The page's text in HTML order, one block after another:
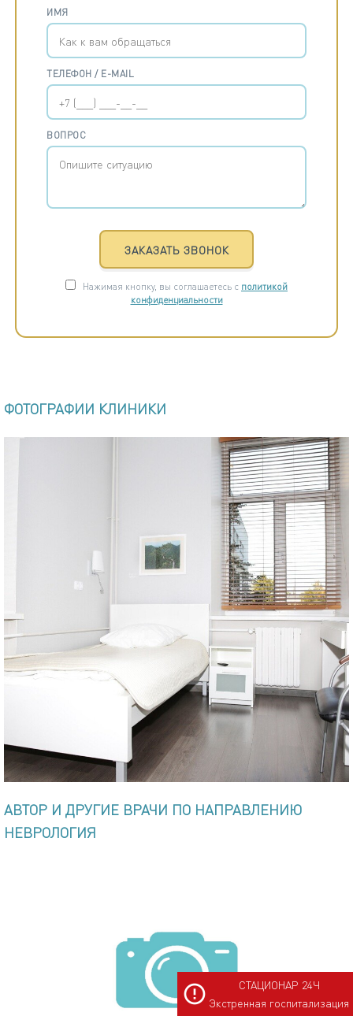
ИМЯ
ТЕЛЕФОН / E-MAIL
ВОПРОС
ЗАКАЗАТЬ ЗВОНОК
Нажимая кнопку, вы соглашаетесь с политикой
конфиденциальности
ФОТОГРАФИИ КЛИНИКИ
АВТОР И ДРУГИЕ ВРАЧИ ПО НАПРАВЛЕНИЮ
НЕВРОЛОГИЯ
СТАЦИОНАР 24Ч
Экстренная госпитализация